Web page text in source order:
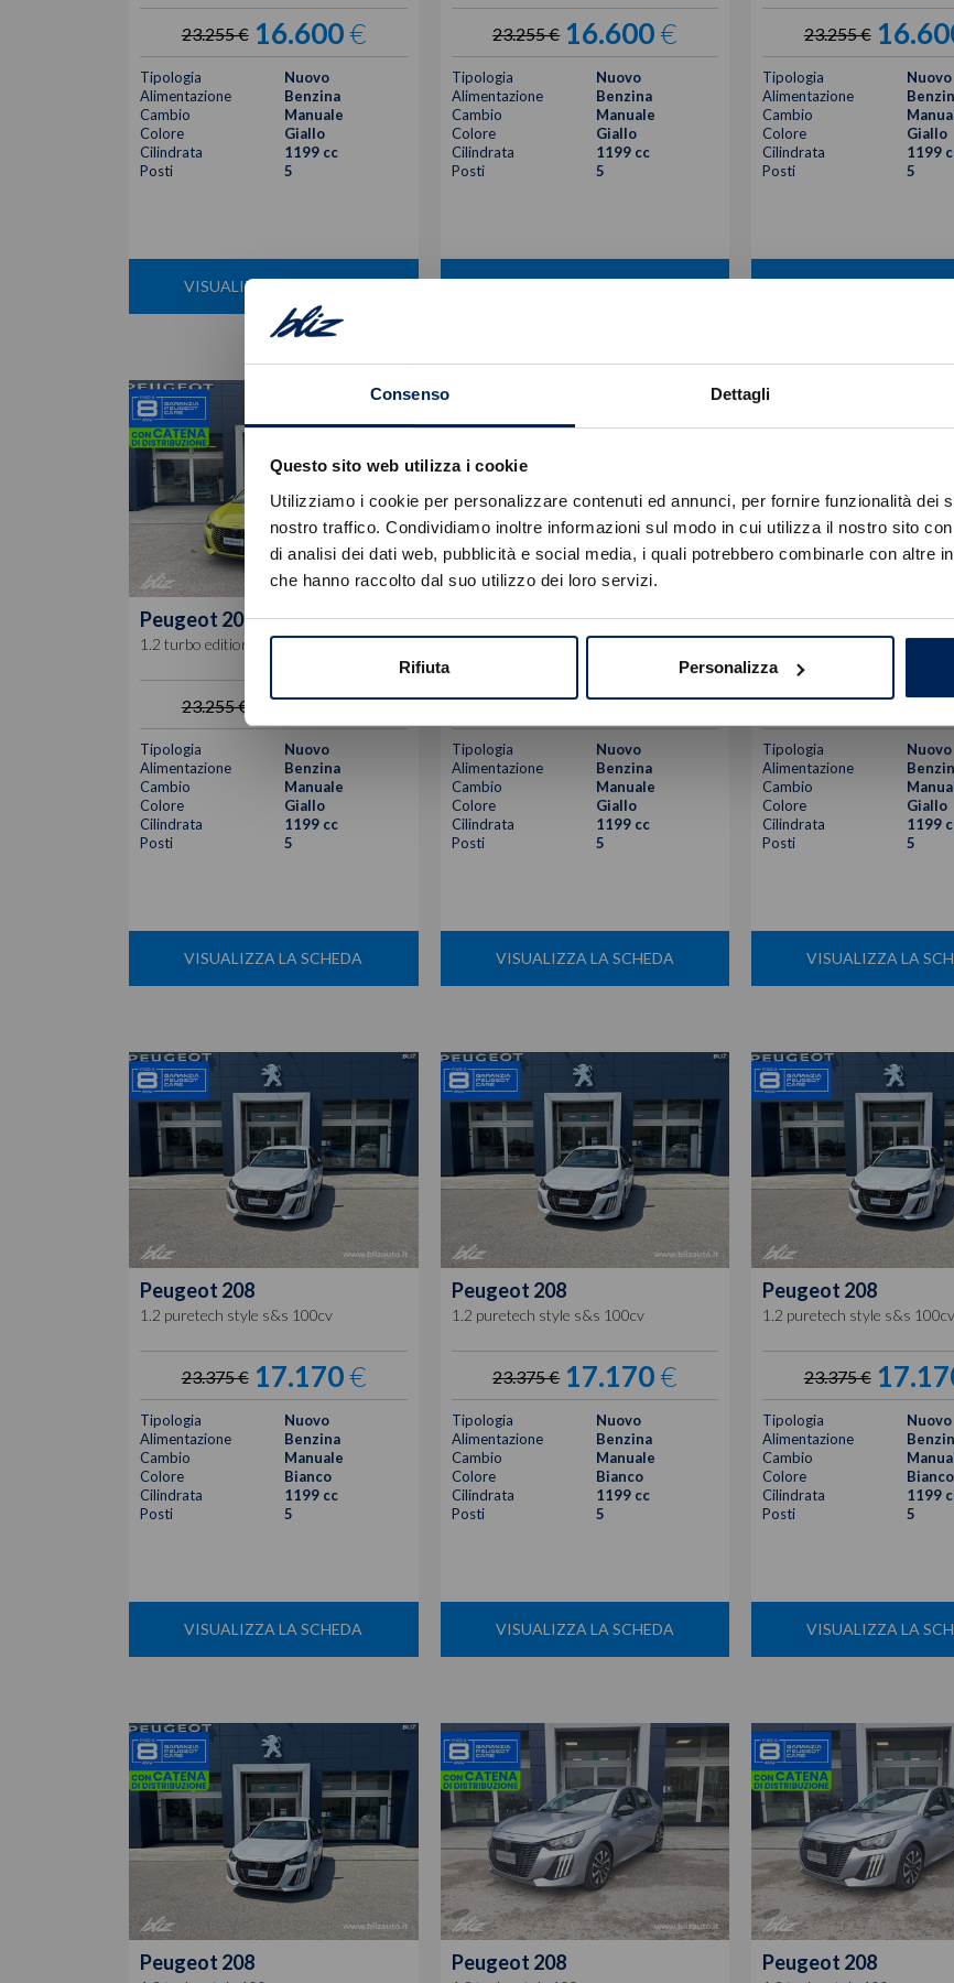
Consenso Dettagli
Questo sito web utilizza i cookie
Utilizziamo i cookie per personalizzare contenuti ed annunci, per fornire funzionalità dei
nostro traffico. Condividiamo inoltre informazioni sul modo in cui utilizza il nostro sito
di analisi dei dati web, pubblicità e social media, i quali potrebbero combinarle con altre
che hanno raccolto dal suo utilizzo dei loro servizi.
Rifiuta Personalizza
23.255 € 16.600€
Tipologia
Nuovo
Alimentazione
Benzina
Cambio
Manuale
Colore
Giallo
Cilindrata
1199 cc
Posti
5
VISUALIZZA LA SCHEDA
23.255 € 16.600€
Tipologia
Nuovo
Alimentazione
Benzina
Cambio
Manuale
Colore
Giallo
Cilindrata
1199 cc
Posti
5
23.255 €
Tipologia
Nuovo
Alimentazione
Cambio
Colore
Giallo
Cilindrata
1199
Posti
5
Peugeot 208
1.2 turbo edition 100cv
23.255 € 16.600€
Tipologia
Nuovo
Alimentazione
Benzina
Cambio
Manuale
Colore
Giallo
Cilindrata
1199 cc
Posti
5
VISUALIZZA LA SCHEDA
Peugeot208
1.2 turbo edition 100cv
23.255 € 16.600€
Tipologia
Nuovo
Alimentazione
Benzina
Cambio
Manuale
Colore
Giallo
Cilindrata
1199 cc
Posti
5
VISUALIZZA LA SCHEDA
Peugeot208
1.2 turbo business 100cv
23.505 €
Tipologia
Nuovo
Alimentazione
Cambio
Colore
Giallo
Cilindrata
1199
Posti
5
VISUALIZZA LA
Peugeot 208
1.2 puretech style s&s 100cv
23.375 € 17.170€
Tipologia
Nuovo
Alimentazione
Benzina
Cambio
Manuale
Colore
Bianco
Cilindrata
1199 cc
Posti
5
VISUALIZZA LA SCHEDA
Peugeot 208
1.2 puretech style s&s 100cv
23.375 € 17.170€
Tipologia
Nuovo
Alimentazione
Benzina
Cambio
Manuale
Colore
Bianco
Cilindrata
1199 cc
Posti
5
VISUALIZZA LA SCHEDA
Peugeot 208
1.2 puretech style s&s 100cv
23.375 €
Tipologia
Nuovo
Alimentazione
Cambio
Colore
Bianco
Cilindrata
1199
Posti
5
VISUALIZZA LA
Peugeot 208 Peugeot 208 Peugeot 208
Errore
Caricamento veicoli non riuscito